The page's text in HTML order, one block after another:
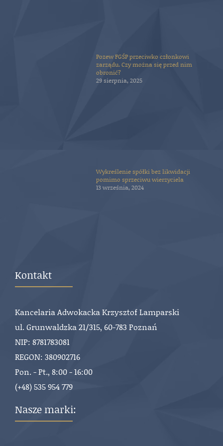
Pozew FGŚP przeciwko członkowi
zarządu. Czy można się przed nim
obronić?
29 sierpnia, 2025
Wykreślenie spółki bez likwidacji
pomimo sprzeciwu wierzyciela
13 września, 2024
Kontakt
Kancelaria Adwokacka Krzysztof Lamparski
ul. Grunwaldzka 21/315, 60-783 Poznań
NIP: 8781783081
REGON: 380902716
Pon. - Pt., 8:00 - 16:00
(+48) 535 954 779
Nasze marki: